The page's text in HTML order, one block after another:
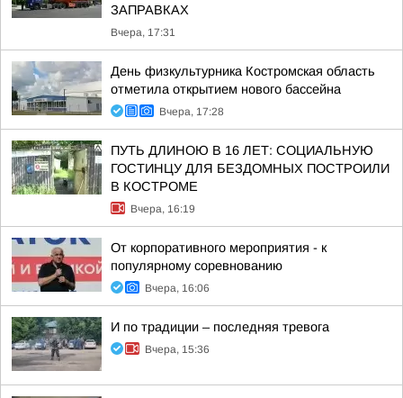
ЗАПРАВКАХ
Вчера, 17:31
День физкультурника Костромская область
отметила открытием нового бассейна
Вчера, 17:28
ПУТЬ ДЛИНОЮ В 16 ЛЕТ: СОЦИАЛЬНУЮ
ГОСТИНЦУ ДЛЯ БЕЗДОМНЫХ ПОСТРОИЛИ
В КОСТРОМЕ
Вчера, 16:19
От корпоративного мероприятия - к
популярному соревнованию
Вчера, 16:06
И по традиции – последняя тревога
Вчера, 15:36